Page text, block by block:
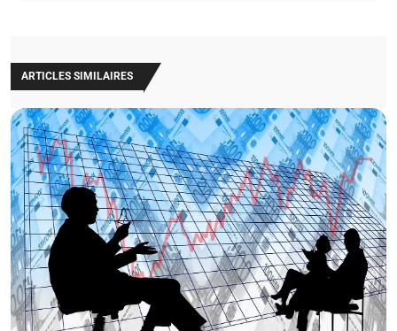
ARTICLES SIMILAIRES